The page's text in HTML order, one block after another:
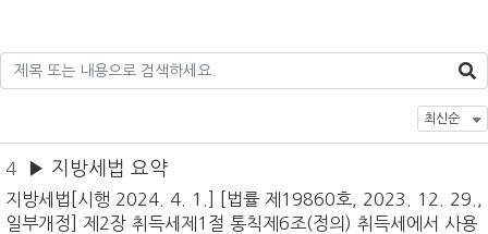
4 ▶ 지방세법 요약
지방세법[시행 2024. 4. 1.] [법률 제19860호, 2023. 12. 29.,
일부개정] 제2장 취득세제1절 통칙제6조(정의) 취득세에서 사용